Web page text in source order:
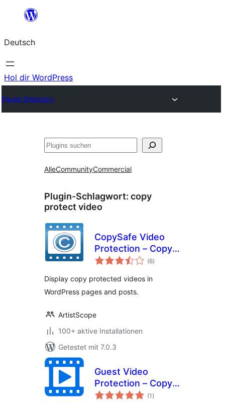
springen
Deutsch
Hol dir WordPress
Plugin Directory
Suchen
AlleCommunityCommercial
Plugin-Schlagwort: copy
protect video
CopySafe Video
Protection – Copy
Protect Video
(6Bewertungen
insgesamt
)
Display copy protected videos in
WordPress pages and posts.
ArtistScope
100+ aktive Installationen
Getestet mit 7.0.3
Guest Video
Protection – Copy
Protect PDF &
(1 Bewertungen
insgesamt
)